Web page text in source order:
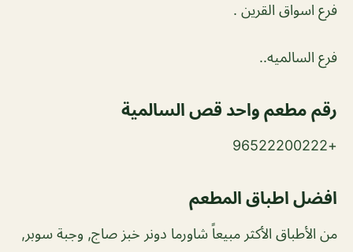
فرع اسواق القرين .
فرع السالميه..
رقم مطعم واحد قص السالمية
+96522200222
افضل اطباق المطعم
من الأطباق الأكثر مبيعاً شاورما دونر خبز صاج, وجبة سوبر,